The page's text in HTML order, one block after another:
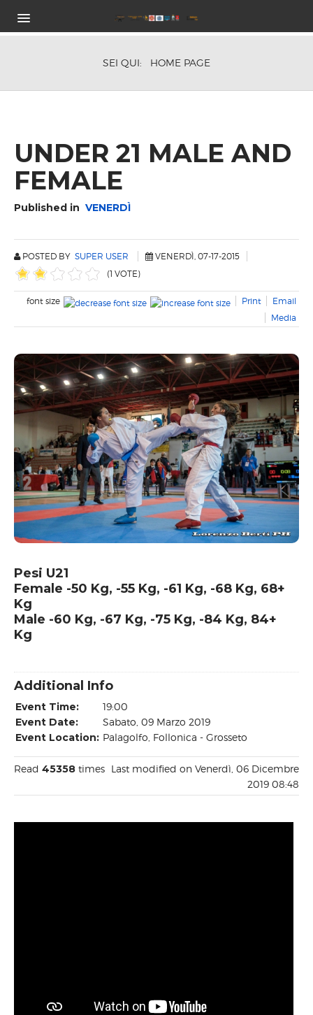
PROGRAMMA GARA
HOTEL
ISCRIZIONE
SPONSOR
RISULTATI ON-LINE
EDIZIONI PRECEDENTI
2017 FOLLONICA
2016 FOLLONICA
2014 FIRENZE
2013 LIVORNO
2012 FIRENZE
ABOUT US
COMITATO ORGANIZZATORE
CONTATTACI
SEI QUI: HOME PAGE
UNDER 21 MALE AND
FEMALE
Published in VENERDÌ
POSTED BY SUPER USER
VENERDÌ, 07-17-2015
(1 VOTE)
font size Print
Email
Media
Pesi U21
Female -50 Kg, -55 Kg, -61 Kg, -68 Kg, 68+
Kg
Male -60 Kg, -67 Kg, -75 Kg, -84 Kg, 84+
Kg
Additional Info
Event Time: 19:00
Event Date: Sabato, 09 Marzo 2019
Event Location: Palagolfo, Follonica - Grosseto
Read 45358 times Last modified on Venerdì, 06 Dicembre
2019 08:48